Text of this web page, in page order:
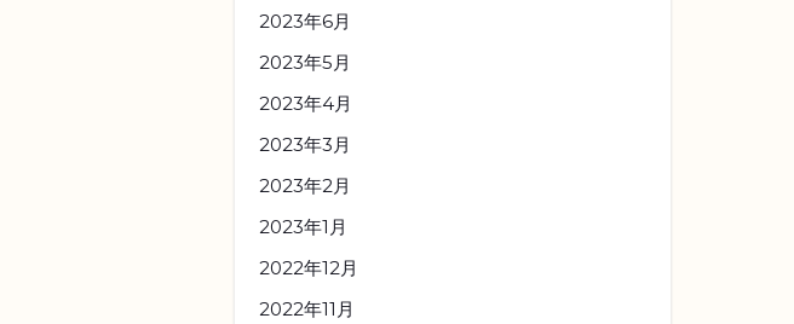
2023年6月
2023年5月
2023年4月
2023年3月
2023年2月
2023年1月
2022年12月
2022年11月